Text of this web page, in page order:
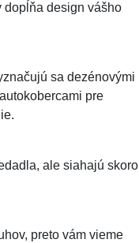
dopĺňa design vášho
sa dezénovými
pre
ale siahajú skoro
preto vám vieme